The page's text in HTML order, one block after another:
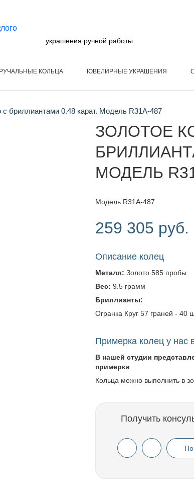
украшения ручной работы
КОЛЬЦА ЮВЕЛИРНЫЕ УКРАШЕНИЯ
с бриллиантами 0.48 карат. Модель R31A-487
ЗОЛОТОЕ
МОДЕЛЬ
Модель R31A-487
259 305 руб.
Описание колец
Металл: Золото 585 пробы
Вес: 9.5 грамм
Бриллианты:
Огранка Круг 57 граней - 40
Примерка колец у нас
В нашей студии
примерки
Кольца можно выполнить в
Получить